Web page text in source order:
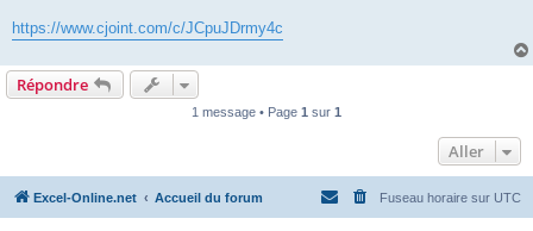
https://www.cjoint.com/c/JCpuJDrmy4c
Répondre
1 message • Page 1 sur 1
Aller
Excel-Online.net Accueil du forum Fuseau horaire sur UTC